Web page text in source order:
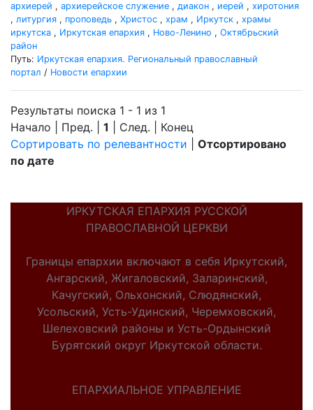
архиерей , архиерейское служение , диакон , иерей , хиротония
, литургия , проповедь , Христос , храм , Иркутск , храмы
иркутска , Иркутская епархия , Ново-Ленино , Октябрьский
район
Путь: Иркутская епархия. Региональный православный
портал / Новости епархии
Результаты поиска 1 - 1 из 1
Начало | Пред. | 1 | След. | Конец
Сортировать по релевантности
Отсортировано
по дате
ИРКУТСКАЯ ЕПАРХИЯ РУССКОЙ
ПРАВОСЛАВНОЙ ЦЕРКВИ
Границы епархии включают в себя Иркутский,
Ангарский, Жигаловский, Заларинский,
Качугский, Ольхонский, Слюдянский,
Усольский, Усть-Удинский, Черемховский,
Шелеховский районы и Усть-Ордынский
Бурятский округ Иркутской области.
ЕПАРХИАЛЬНОЕ УПРАВЛЕНИЕ